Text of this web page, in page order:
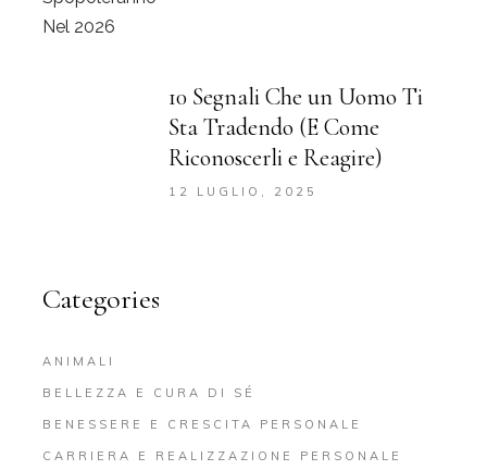
10 Segnali Che un Uomo Ti
Sta Tradendo (E Come
Riconoscerli e Reagire)
12 LUGLIO, 2025
Categories
ANIMALI
BELLEZZA E CURA DI SÉ
BENESSERE E CRESCITA PERSONALE
CARRIERA E REALIZZAZIONE PERSONALE